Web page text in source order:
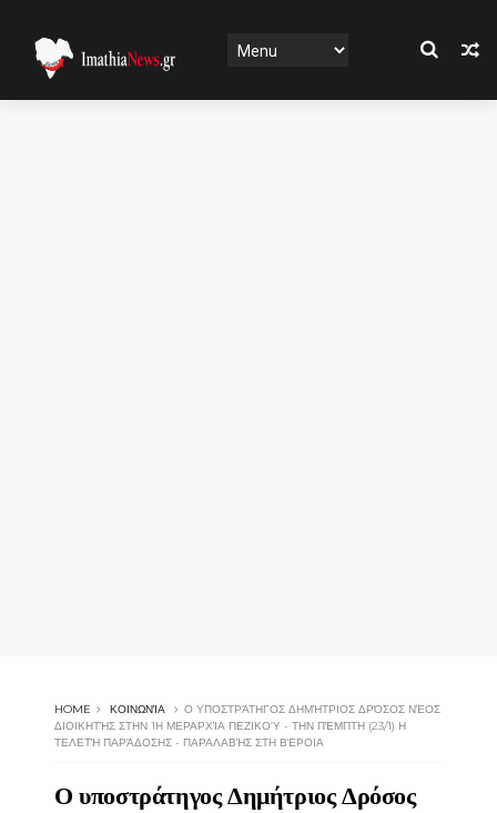
HOME ΚΟΙΝΩΝΊΑ
Ο ΥΠΟΣΤΡΆΤΗΓΟΣ ΔΗΜΉΤΡΙΟΣ ΔΡΌΣΟΣ ΝΈΟΣ
ΔΙΟΙΚΗΤΉΣ ΣΤΗΝ 1Η ΜΕΡΑΡΧΊΑ ΠΕΖΙΚΟΎ - ΤΗΝ ΠΈΜΠΤΗ (23/1) Η
ΤΕΛΕΤΉ ΠΑΡΆΔΟΣΗΣ - ΠΑΡΑΛΑΒΉΣ ΣΤΗ ΒΈΡΟΙΑ
Ο υποστράτηγος Δημήτριος Δρόσος